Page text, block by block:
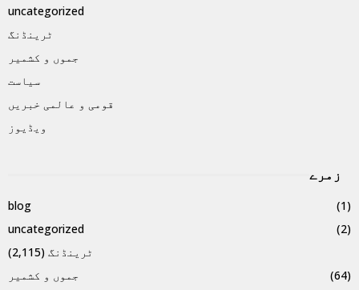
uncategorized
ٹرینڈنگ
جموں و کشمیر
سیاست
قومی و عالمی خبریں
ویڈیوز
زمرے
blog
(1)
uncategorized
(2)
ٹرینڈنگ (2,115)
جموں و کشمیر
(64)